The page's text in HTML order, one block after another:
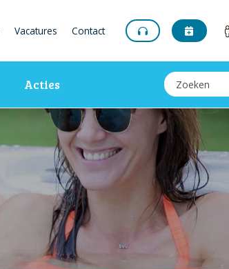
Vacatures Contact
Acties